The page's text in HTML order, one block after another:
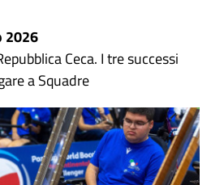
2026
Ceca. I tre successi
a Squadre